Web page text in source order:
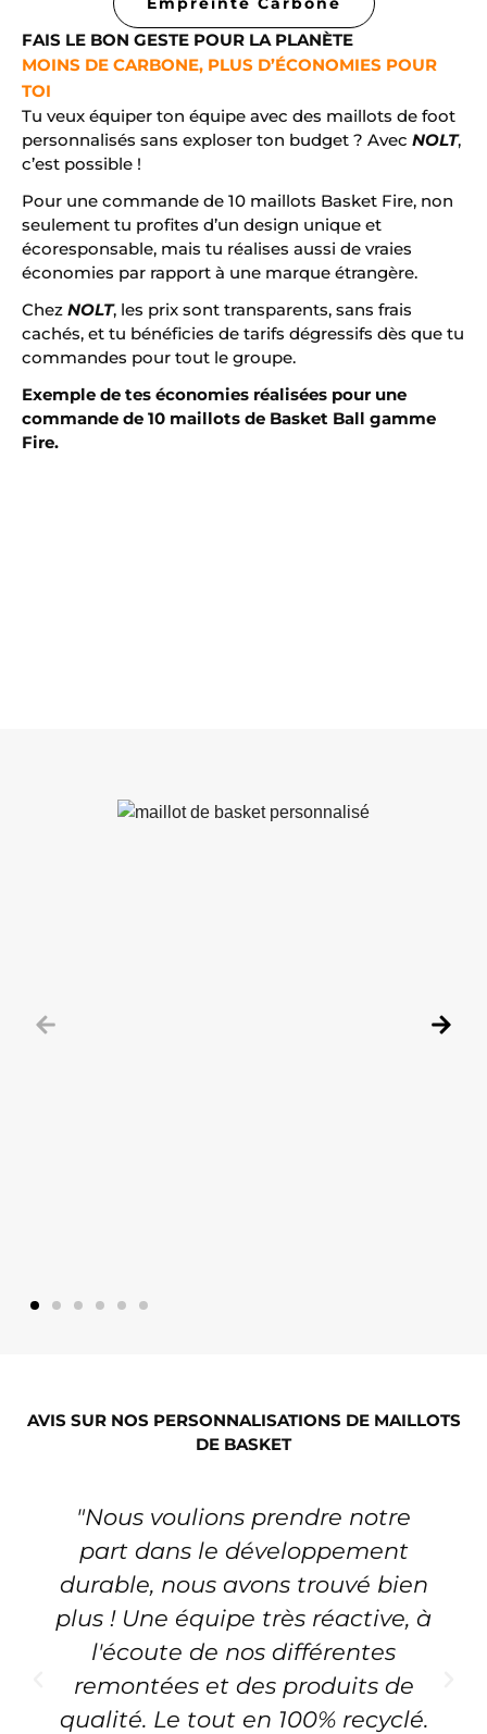
FAIS LE BON GESTE POUR LA PLANÈTE
MOINS DE CARBONE, PLUS D’ÉCONOMIES POUR
TOI
Tu veux équiper ton équipe avec des maillots de foot
personnalisés sans exploser ton budget ? Avec NOLT,
c’est possible !
Pour une commande de 10 maillots Basket Fire, non
seulement tu profites d’un design unique et
écoresponsable, mais tu réalises aussi de vraies
économies par rapport à une marque étrangère.
Chez NOLT, les prix sont transparents, sans frais
cachés, et tu bénéficies de tarifs dégressifs dès que tu
commandes pour tout le groupe.
Exemple de tes économies réalisées pour une
commande de 10 maillots de Basket Ball gamme
Fire.
AVIS SUR NOS PERSONNALISATIONS DE MAILLOTS
DE BASKET
"Nous voulions prendre notre
part dans le développement
durable, nous avons trouvé bien
plus ! Une équipe très réactive, à
l'écoute de nos différentes
remontées et des produits de
qualité. Le tout en 100% recyclé.